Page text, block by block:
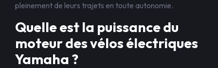
pleinement de leurs trajets en toute autonomie.
Quelle est la puissance du
moteur des vélos électriques
Yamaha ?